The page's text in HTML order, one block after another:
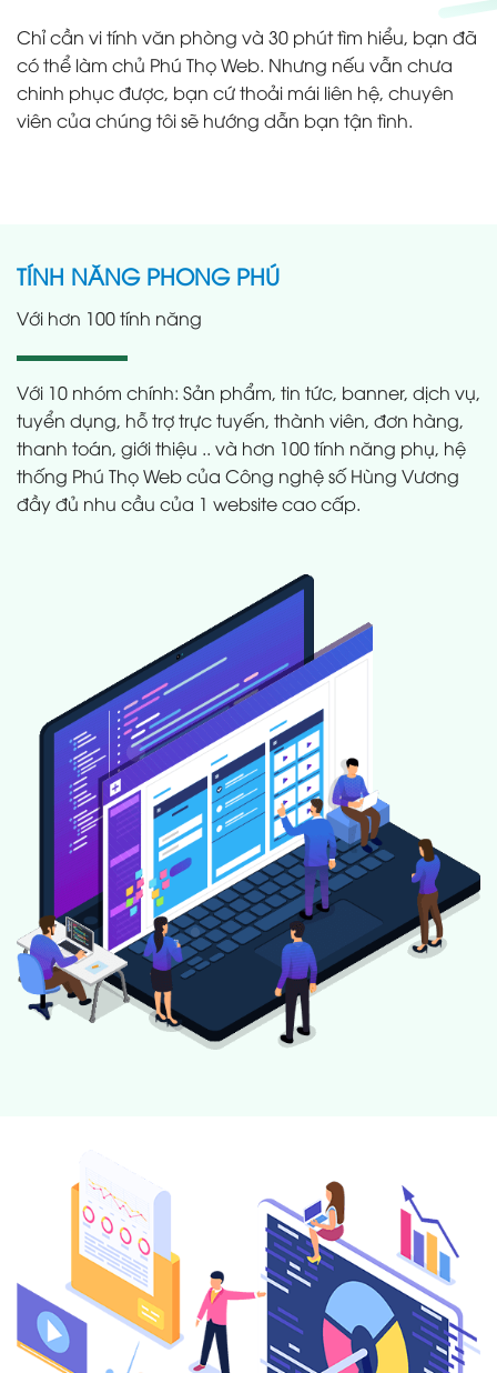
Chỉ cần vi tính văn phòng và 30 phút tìm hiểu, bạn đã
có thể làm chủ Phú Thọ Web. Nhưng nếu vẫn chưa
chinh phục được, bạn cứ thoải mái liên hệ, chuyên
viên của chúng tôi sẽ hướng dẫn bạn tận tình.
TÍNH NĂNG PHONG PHÚ
Với hơn 100 tính năng
Với 10 nhóm chính: Sản phẩm, tin tức, banner, dịch vụ,
tuyển dụng, hỗ trợ trực tuyến, thành viên, đơn hàng,
thanh toán, giới thiệu .. và hơn 100 tính năng phụ, hệ
thống Phú Thọ Web của Công nghệ số Hùng Vương
đầy đủ nhu cầu của 1 website cao cấp.